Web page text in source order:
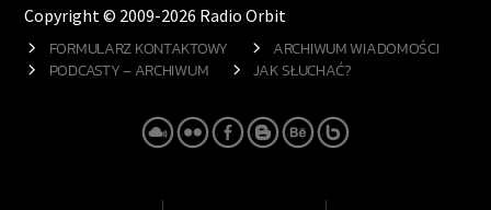
Copyright © 2009-2026 Radio Orbit
FORMULARZ KONTAKTOWY
ARCHIWUM WIADOMOŚCI
PODCASTY – ARCHIWUM
JAK SŁUCHAĆ?